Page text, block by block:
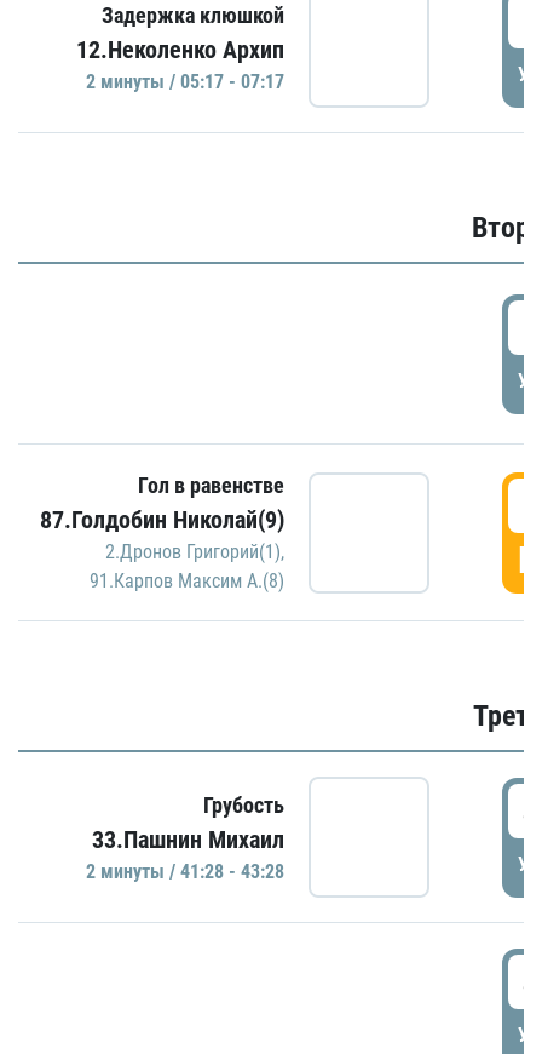
Задержка клюшкой
12.Неколенко Архип
2 минуты / 05:17 - 07:17
Гол в равенстве
87.Голдобин Николай(9)
2.Дронов Григорий(1),
91.Карпов Максим А.(8)
Грубость
33.Пашнин Михаил
2 минуты / 41:28 - 43:28